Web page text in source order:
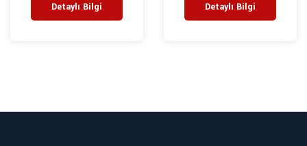
Detaylı Bilgi Detaylı Bilgi